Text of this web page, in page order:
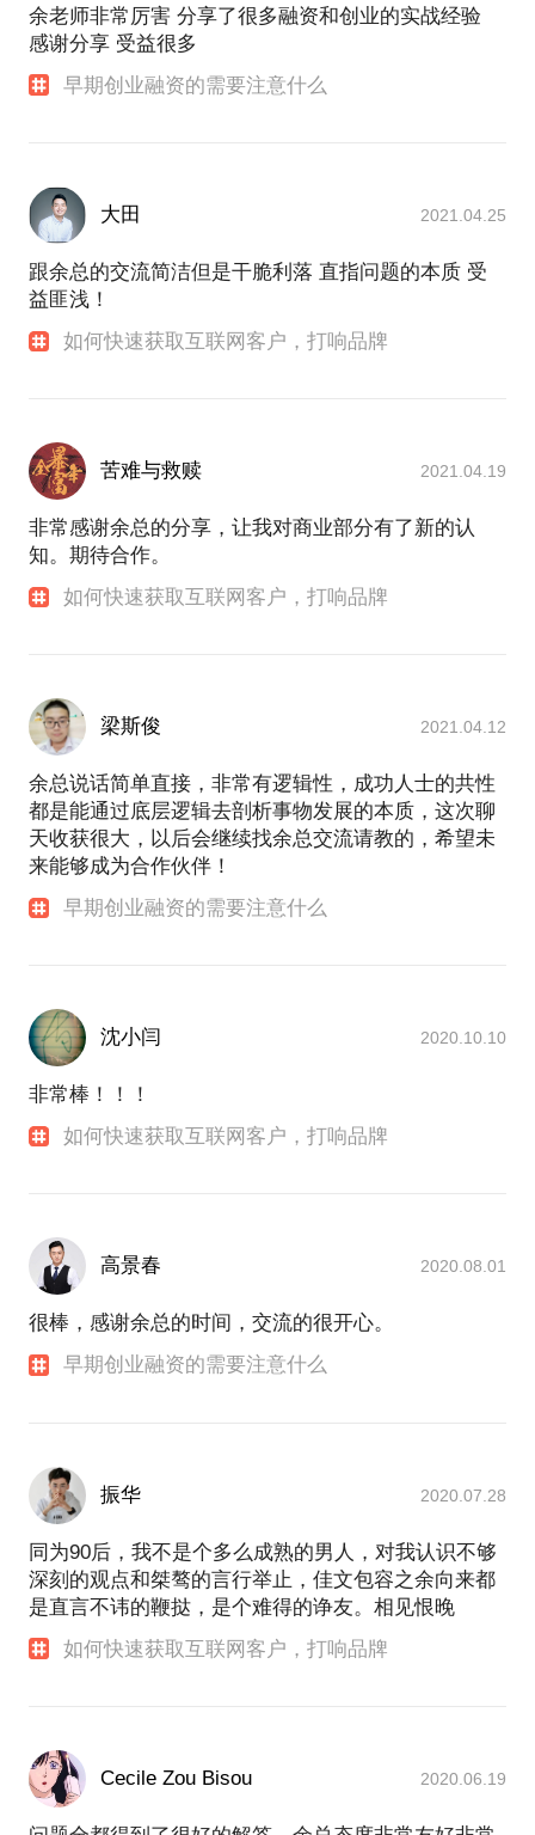
余老师非常厉害 分享了很多融资和创业的实战经验
感谢分享 受益很多
早期创业融资的需要注意什么
大田 2021.04.25
跟余总的交流简洁但是干脆利落 直指问题的本质 受
益匪浅！
如何快速获取互联网客户，打响品牌
苦难与救赎 2021.04.19
非常感谢余总的分享，让我对商业部分有了新的认
知。期待合作。
如何快速获取互联网客户，打响品牌
梁斯俊 2021.04.12
余总说话简单直接，非常有逻辑性，成功人士的共性
都是能通过底层逻辑去剖析事物发展的本质，这次聊
天收获很大，以后会继续找余总交流请教的，希望未
来能够成为合作伙伴！
早期创业融资的需要注意什么
沈小闫 2020.10.10
非常棒！！！
如何快速获取互联网客户，打响品牌
高景春 2020.08.01
很棒，感谢余总的时间，交流的很开心。
早期创业融资的需要注意什么
振华 2020.07.28
同为90后，我不是个多么成熟的男人，对我认识不够
深刻的观点和桀骜的言行举止，佳文包容之余向来都
是直言不讳的鞭挞，是个难得的诤友。相见恨晚
如何快速获取互联网客户，打响品牌
Cecile Zou Bisou 2020.06.19